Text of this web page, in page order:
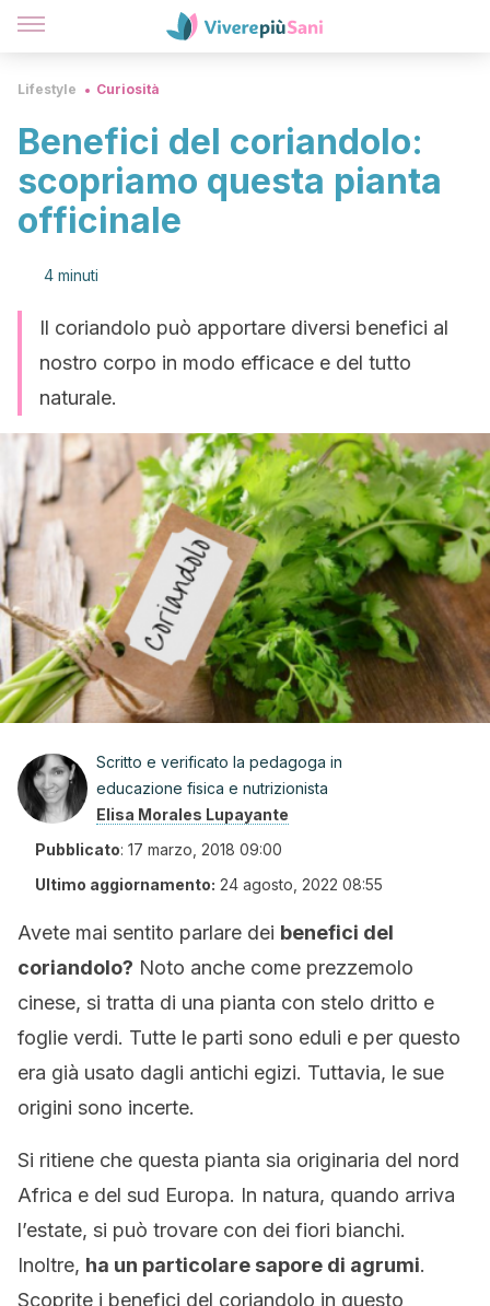
Lifestyle Curiosità
Benefici del coriandolo:
scopriamo questa pianta
officinale
4 minuti
Il coriandolo può apportare diversi benefici al
nostro corpo in modo efficace e del tutto
naturale.
Scritto e verificato la pedagoga in
educazione fisica e nutrizionista
Elisa Morales Lupayante
Pubblicato: 17 marzo, 2018 09:00
Ultimo aggiornamento: 24 agosto, 2022 08:55
Avete mai sentito parlare dei benefici del
coriandolo? Noto anche come prezzemolo
cinese, si tratta di una pianta con stelo dritto e
foglie verdi. Tutte le parti sono eduli e per questo
era già usato dagli antichi egizi. Tuttavia, le sue
origini sono incerte.
Si ritiene che questa pianta sia originaria del nord
Africa e del sud Europa. In natura, quando arriva
l’estate, si può trovare con dei fiori bianchi.
Inoltre, ha un particolare sapore di agrumi.
Scoprite i benefici del coriandolo in questo